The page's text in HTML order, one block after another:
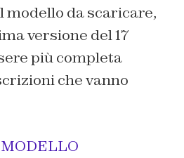
da scaricare,
versione del 17
più completa
che vanno